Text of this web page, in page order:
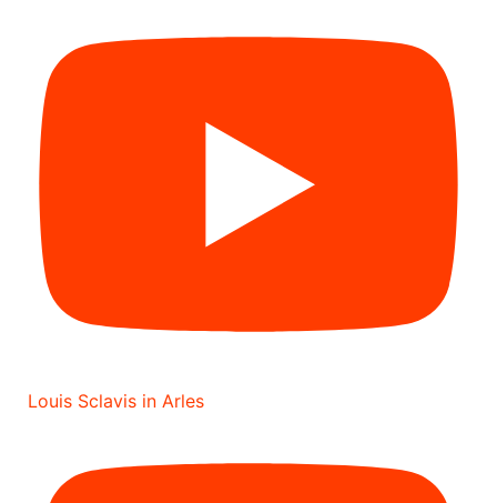
Louis Sclavis in Arles